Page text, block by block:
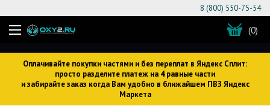
Оплачивайте покупки частями и без переплат в Яндекс Сплит:
просто разделите платеж на 4 равные части
и забирайте заказ когда Вам удобно в ближайшем ПВЗ Яндекс
Маркета
8 (800) 550-75-54
(0)